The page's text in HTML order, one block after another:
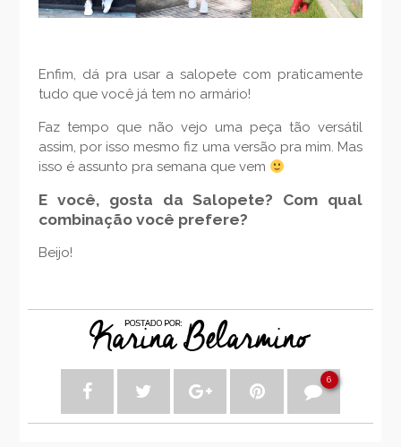
Enfim, dá pra usar a salopete com praticamente
tudo que você já tem no armário!
Faz tempo que não vejo uma peça tão versátil
assim, por isso mesmo fiz uma versão pra mim. Mas
isso é assunto pra semana que vem
E você, gosta da Salopete? Com qual
combinação você prefere?
Beijo!
6